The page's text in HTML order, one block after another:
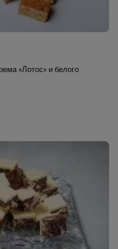
«Лотос» и белого